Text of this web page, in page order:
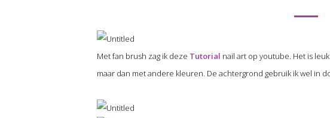
Met fan brush zag ik deze Tutorial nail art op youtube. Het is
maar dan met andere kleuren. De achtergrond gebruik ik wel in